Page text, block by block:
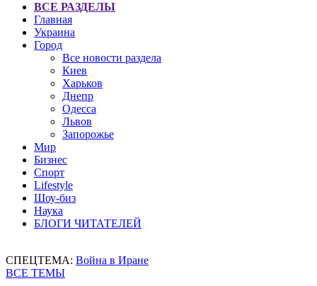
ВСЕ РАЗДЕЛЫ
Главная
Украина
Город
Все новости раздела
Киев
Харьков
Днепр
Одесса
Львов
Запорожье
Мир
Бизнес
Спорт
Lifestyle
Шоу-биз
Наука
БЛОГИ ЧИТАТЕЛЕЙ
СПЕЦТЕМА: Война в Иране
ВСЕ ТЕМЫ